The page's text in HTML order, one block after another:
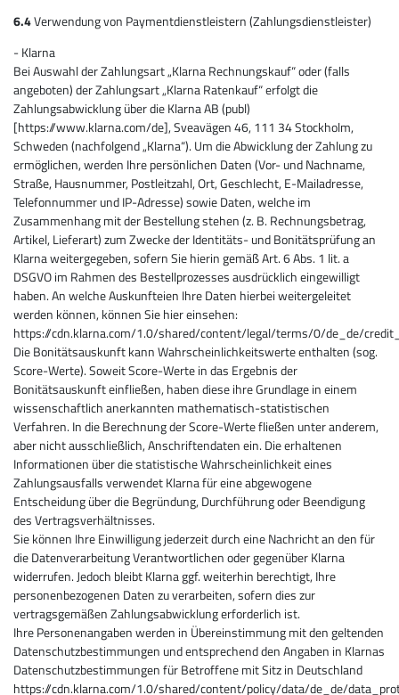
6.4Verwendung von Paymentdienstleistern (Zahlungsdienstleister)
- Klarna
Bei Auswahl der Zahlungsart „Klarna Rechnungskauf“ oder (falls
angeboten) der Zahlungsart „Klarna Ratenkauf“ erfolgt die
Zahlungsabwicklung über die Klarna AB (publ)
[https://www.klarna.com/de], Sveavägen 46, 111 34 Stockholm,
Schweden (nachfolgend „Klarna“). Um die Abwicklung der Zahlung zu
ermöglichen, werden Ihre persönlichen Daten (Vor- und Nachname,
Straße, Hausnummer, Postleitzahl, Ort, Geschlecht, E-Mailadresse,
Telefonnummer und IP-Adresse) sowie Daten, welche im
Zusammenhang mit der Bestellung stehen (z. B. Rechnungsbetrag,
Artikel, Lieferart) zum Zwecke der Identitäts- und Bonitätsprüfung an
Klarna weitergegeben, sofern Sie hierin gemäß Art. 6 Abs. 1 lit. a
DSGVO im Rahmen des Bestellprozesses ausdrücklich eingewilligt
haben. An welche Auskunfteien Ihre Daten hierbei weitergeleitet
werden können, können Sie hier einsehen:
https://cdn.klarna.com/1.0/shared/content/legal/terms/0/de_de/
Die Bonitätsauskunft kann Wahrscheinlichkeitswerte enthalten (sog.
Score-Werte). Soweit Score-Werte in das Ergebnis der
Bonitätsauskunft einfließen, haben diese ihre Grundlage in einem
wissenschaftlich anerkannten mathematisch-statistischen
Verfahren. In die Berechnung der Score-Werte fließen unter anderem,
aber nicht ausschließlich, Anschriftendaten ein. Die erhaltenen
Informationen über die statistische Wahrscheinlichkeit eines
Zahlungsausfalls verwendet Klarna für eine abgewogene
Entscheidung über die Begründung, Durchführung oder Beendigung
des Vertragsverhältnisses.
Sie können Ihre Einwilligung jederzeit durch eine Nachricht an den für
die Datenverarbeitung Verantwortlichen oder gegenüber Klarna
widerrufen. Jedoch bleibt Klarna ggf. weiterhin berechtigt, Ihre
personenbezogenen Daten zu verarbeiten, sofern dies zur
vertragsgemäßen Zahlungsabwicklung erforderlich ist.
Ihre Personenangaben werden in Übereinstimmung mit den geltenden
Datenschutzbestimmungen und entsprechend den Angaben in Klarnas
Datenschutzbestimmungen für Betroffene mit Sitz in Deutschland
https://cdn.klarna.com/1.0/shared/content/policy/data/de_de/